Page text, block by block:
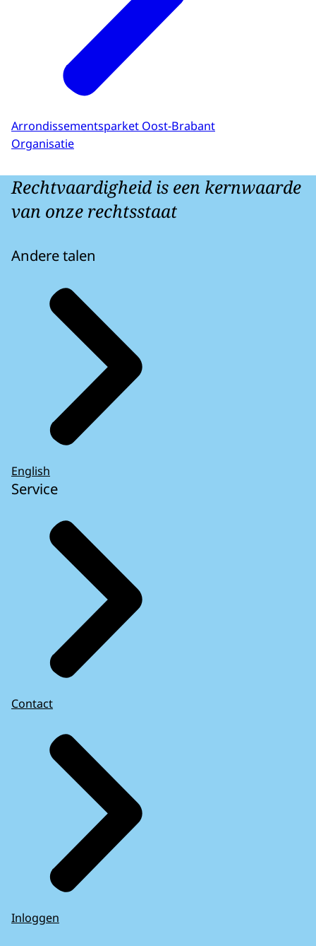
Arrondissementsparket Oost-Brabant
Organisatie
Rechtvaardigheid is een kernwaarde
van onze rechtsstaat
Andere talen
English
Service
Contact
Inloggen